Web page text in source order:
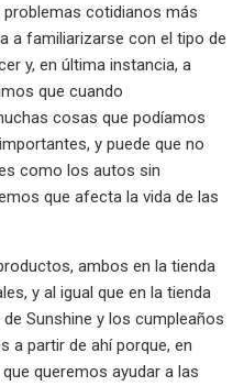
problemas cotidianos más
a familiarizarse con el tipo de
y, en última instancia, a
que cuando
cosas que podíamos
y puede que no
como los autos sin
que afecta la vida de las
ambos en la tienda
y al igual que en la tienda
Sunshine y los cumpleaños
a partir de ahí porque, en
queremos ayudar a las